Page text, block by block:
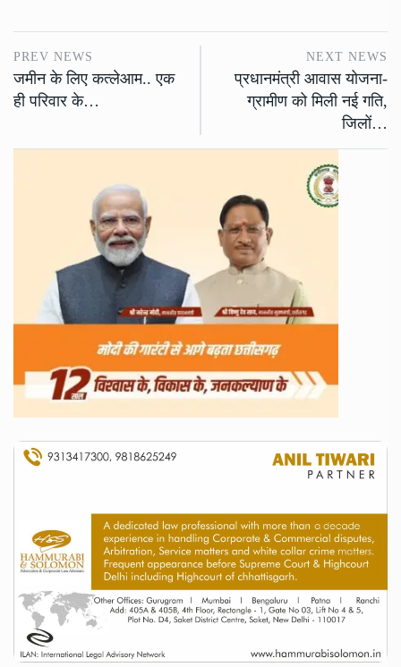
PREV NEWS
जमीन के लिए कत्लेआम.. एक
ही परिवार के…
NEXT NEWS
प्रधानमंत्री आवास योजना-
ग्रामीण को मिली नई गति,
जिलों…